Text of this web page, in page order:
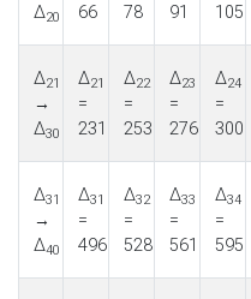
Δ20
66
78
91
105
Δ21
→
Δ30
Δ21
=
231
Δ22
=
253
Δ23
=
276
Δ24
=
300
Δ31
→
Δ40
Δ31
=
496
Δ32
=
528
Δ33
=
561
Δ34
=
595